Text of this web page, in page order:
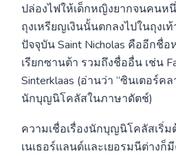
ปล่องไฟให้เด็กหญิงยากจนคนห
ถุงเหรียญเงินนั้นตกลงไปในถุงเ
ปัจจุบัน Saint Nicholas คืออีกชื่
เรียกซานต้า รวมถึงชื่ออื่น เช่น
Sinterklaas (อ่านว่า “ซินเตอร์ค
นักบุญนิโคลัสในภาษาดัตช์)
ความเชื่อเรื่องนักบุญนิโคลัสเริ่
เนเธอร์แลนด์และเยอรมนีต่างก็